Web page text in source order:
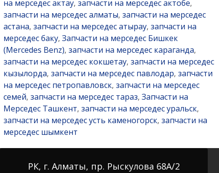
на мерседес актау, запчасти на мерседес актобе,
запчасти на мерседес алматы, запчасти на мерседес
астана, запчасти на мерседес атырау, запчасти на
мерседес баку, Запчасти на мерседес Бишкек
(Mercedes Benz), запчасти на мерседес караганда,
запчасти на мерседес кокшетау, запчасти на мерседес
кызылорда, запчасти на мерседес павлодар, запчасти
на мерседес петропавловск, запчасти на мерседес
семей, запчасти на мерседес тараз, Запчасти на
Мерседес Ташкент, запчасти на мерседес уральск,
запчасти на мерседес усть каменогорск, запчасти на
мерседес шымкент
РК, г. Алматы, пр. Рыскулова 68А/2